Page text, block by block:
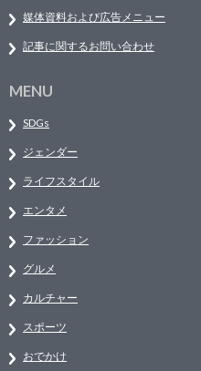
媒体資料および広告メニュー
記事に関するお問い合わせ
MENU
SDGs
ジェンダー
ライフスタイル
エンタメ
ファッション
グルメ
カルチャー
スポーツ
おでかけ